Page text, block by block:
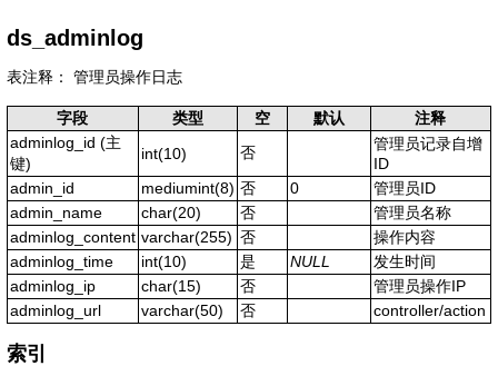
ds_adminlog
表注释： 管理员操作日志
字段 类型 空 默认
注释
adminlog_id (主
键)
int(10) 否
管理员记录自增
ID
admin_id
mediumint(8) 否 0
管理员ID
admin_name
char(20) 否
管理员名称
adminlog_content varchar(255) 否
操作内容
adminlog_time
int(10) 是 NULL
发生时间
adminlog_ip
char(15) 否
管理员操作IP
adminlog_url
varchar(50) 否 controller/action
索引